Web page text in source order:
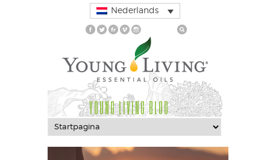
Nederlands
YOUNG LIVING BLOG